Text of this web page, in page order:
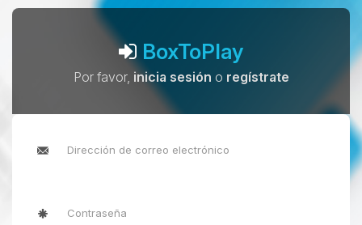
BoxToPlay
Por favor, inicia sesión o regístrate